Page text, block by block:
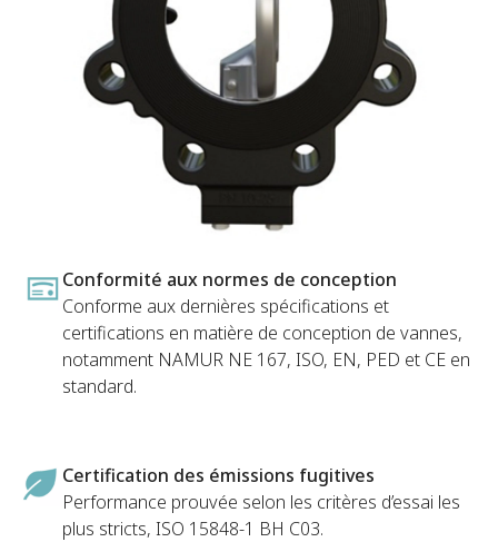
Conformité aux normes de conception
Conforme aux dernières spécifications et
certifications en matière de conception de vannes,
notamment NAMUR NE 167, ISO, EN, PED et CE en
standard.
Certification des émissions fugitives
Performance prouvée selon les critères d’essai les
plus stricts, ISO 15848-1 BH C03.